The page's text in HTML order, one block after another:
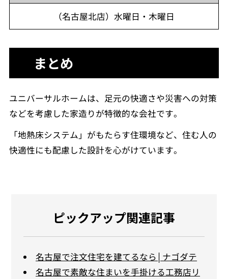
（名古屋北店）水曜日・木曜日
まとめ
ユニバーサルホームは、足元の快適さや災害への対策
などを考慮した家造りが特徴的な会社です。
「地熱床システム」がもたらす住環境など、住む人の
快適性にも配慮した設計を心がけています。
ピックアップ関連記事
名古屋で注文住宅を建てるなら│ナゴダテ
名古屋で素敵な住まいを手掛ける工務店リ